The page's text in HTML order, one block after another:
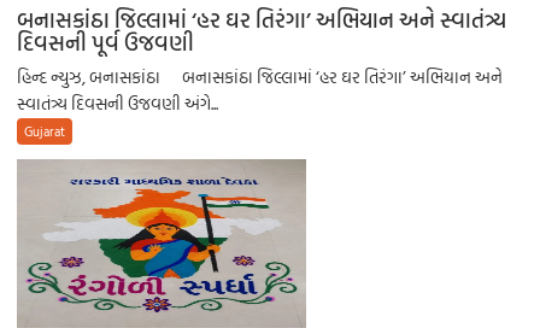
બનાસકાંઠા જિલ્લામાં ‘હર ઘર તિરંગા’ અભિયાન અને સ્વાતંત્ર્ય
દિવસની પૂર્વ ઉજવણી
હિન્દ ન્યુઝ, બનાસકાંઠા બનાસકાંઠા જિલ્લામાં ‘હર ઘર તિરંગા’ અભિયાન અને
સ્વાતંત્ર્ય દિવસની ઉજવણી અંગે...
Gujarat